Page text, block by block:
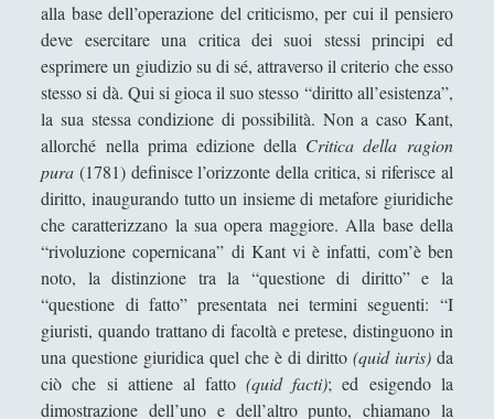
Intervista al Dott. Giulio Giovanni Sulis,
otorinolaringoiatra e specialista in
Neuroauricoloterapia
Intervista al dr. Vladimiro Giacché - Hegel. La
dialettica. Introduzione al pensiero hegeliano
(Diarkos, 2023)
Intervista al professor Silvano Tagliagambe sulla
filosofia e la scienza - Parte 1
Intervista al professor Silvano Tagliagambe
sulla filosofia e la scienza – Parte 2
Kambo e Iboga - Intervista all'autore - Giovanni
Lattanzi
Neuroetica. Intervista a Priori e Fumagalli
alla base dell’operazione del criticismo, per cui il pensiero
deve esercitare una critica dei suoi stessi principi ed
esprimere un giudizio su di sé, attraverso il criterio che esso
stesso si dà. Qui si gioca il suo stesso “diritto all’esistenza”,
la sua stessa condizione di possibilità. Non a caso Kant,
allorché nella prima edizione della Critica della ragion
pura (1781) definisce l’orizzonte della critica, si riferisce al
diritto, inaugurando tutto un insieme di metafore giuridiche
che caratterizzano la sua opera maggiore. Alla base della
“rivoluzione copernicana” di Kant vi è infatti, com’è ben
noto, la distinzione tra la “questione di diritto” e la
“questione di fatto” presentata nei termini seguenti: “I
giuristi, quando trattano di facoltà e pretese, distinguono in
una questione giuridica quel che è di diritto (quid iuris) da
ciò che si attiene al fatto(quid facti); ed esigendo la
dimostrazione dell’uno e dell’altro punto, chiamano la